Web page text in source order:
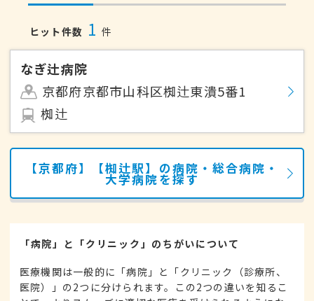
ヒット件数 1 件
なぎ辻病院
京都府京都市山科区椥辻東潰5番1
椥辻
【京都府】【椥辻駅】の病院・総合病院・
大学病院を探す
「病院」と「クリニック」のちがいについて
医療機関は一般的に「病院」と「クリニック（診療所、
医院）」の2つに分けられます。この2つの違いを知るこ